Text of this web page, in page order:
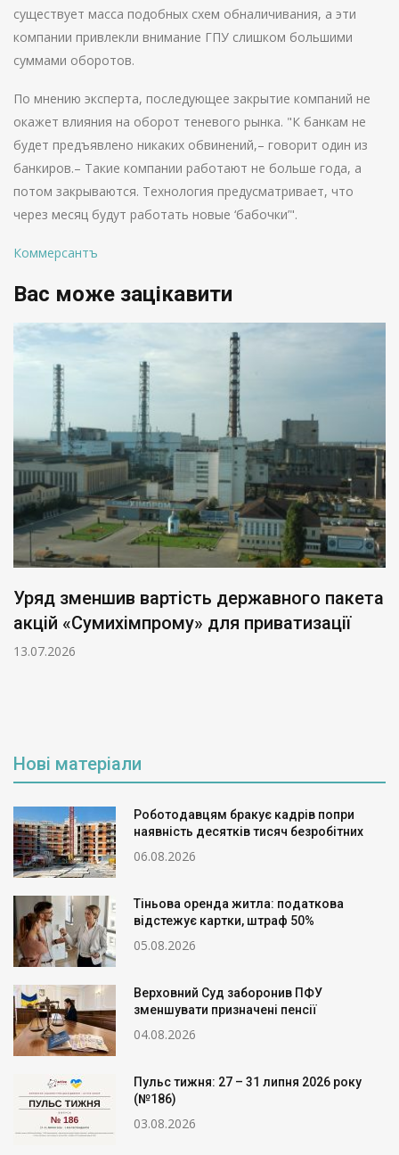
существует масса подобных схем обналичивания, а эти
компании привлекли внимание ГПУ слишком большими
суммами оборотов.
По мнению эксперта, последующее закрытие компаний не
окажет влияния на оборот теневого рынка. "К банкам не
будет предъявлено никаких обвинений,– говорит один из
банкиров.– Такие компании работают не больше года, а
потом закрываются. Технология предусматривает, что
через месяц будут работать новые ‘бабочки’".
Коммерсантъ
Вас може зацікавити
Уряд зменшив вартість державного пакета
акцій «Сумихімпрому» для приватизації
13.07.2026
Нові матеріали
Роботодавцям бракує кадрів попри
наявність десятків тисяч безробітних
06.08.2026
Тіньова оренда житла: податкова
відстежує картки, штраф 50%
05.08.2026
Верховний Суд заборонив ПФУ
зменшувати призначені пенсії
04.08.2026
Пульс тижня: 27 – 31 липня 2026 року
(№186)
03.08.2026